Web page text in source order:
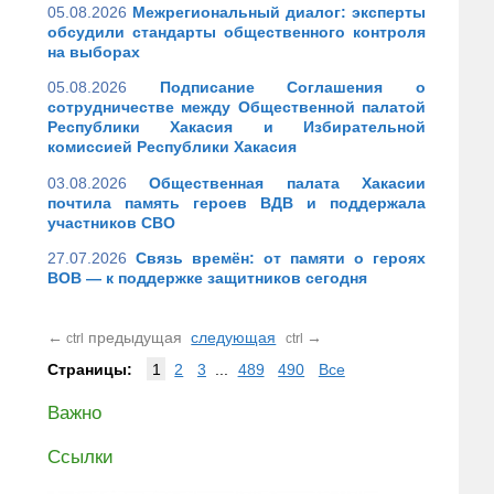
05.08.2026 Межрегиональный диалог: эксперты
обсудили стандарты общественного контроля
на выборах
05.08.2026
Подписание Соглашения о
сотрудничестве между Общественной палатой
Республики Хакасия и Избирательной
комиссией Республики Хакасия
03.08.2026
Общественная палата Хакасии
почтила память героев ВДВ и поддержала
участников СВО
27.07.2026 Связь времён: от памяти о героях
ВОВ — к поддержке защитников сегодня
← ctrl предыдущая следующая ctrl →
Страницы:
1 2 3 489 490 Все
Важно
Ссылки